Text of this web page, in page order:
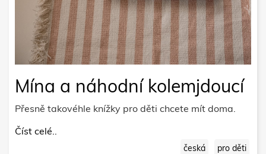
Mína a náhodní kolemjdoucí
Přesně takovéhle knížky pro děti chcete mít doma.
Číst celé..
česká pro děti